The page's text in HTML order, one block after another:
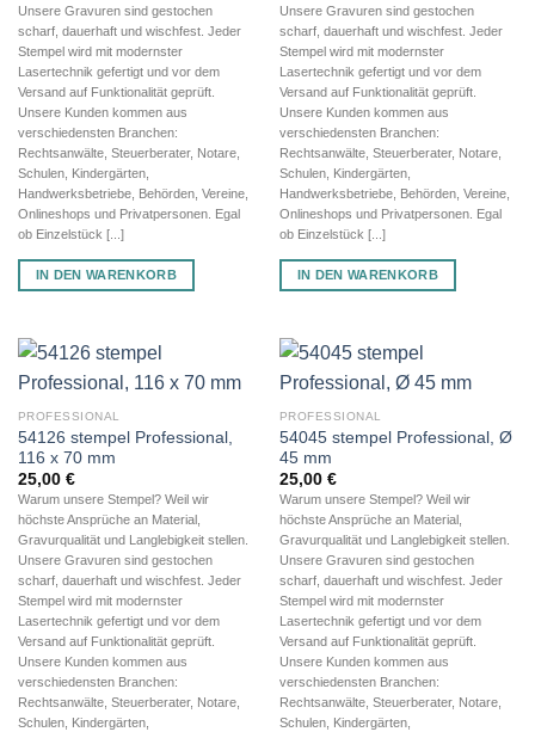
Unsere Gravuren sind gestochen
scharf, dauerhaft und wischfest. Jeder
Stempel wird mit modernster
Lasertechnik gefertigt und vor dem
Versand auf Funktionalität geprüft.
Unsere Kunden kommen aus
verschiedensten Branchen:
Rechtsanwälte, Steuerberater, Notare,
Schulen, Kindergärten,
Handwerksbetriebe, Behörden, Vereine,
Onlineshops und Privatpersonen. Egal
ob Einzelstück [...]
IN DEN WARENKORB
Unsere Gravuren sind gestochen
scharf, dauerhaft und wischfest. Jeder
Stempel wird mit modernster
Lasertechnik gefertigt und vor dem
Versand auf Funktionalität geprüft.
Unsere Kunden kommen aus
verschiedensten Branchen:
Rechtsanwälte, Steuerberater, Notare,
Schulen, Kindergärten,
Handwerksbetriebe, Behörden, Vereine,
Onlineshops und Privatpersonen. Egal
ob Einzelstück [...]
IN DEN WARENKORB
PROFESSIONAL
54126 stempel Professional,
116 x 70 mm
25,00 €
Warum unsere Stempel? Weil wir
höchste Ansprüche an Material,
Gravurqualität und Langlebigkeit stellen.
Unsere Gravuren sind gestochen
scharf, dauerhaft und wischfest. Jeder
Stempel wird mit modernster
Lasertechnik gefertigt und vor dem
Versand auf Funktionalität geprüft.
Unsere Kunden kommen aus
verschiedensten Branchen:
Rechtsanwälte, Steuerberater, Notare,
Schulen, Kindergärten,
PROFESSIONAL
54045 stempel Professional, Ø
45 mm
25,00 €
Warum unsere Stempel? Weil wir
höchste Ansprüche an Material,
Gravurqualität und Langlebigkeit stellen.
Unsere Gravuren sind gestochen
scharf, dauerhaft und wischfest. Jeder
Stempel wird mit modernster
Lasertechnik gefertigt und vor dem
Versand auf Funktionalität geprüft.
Unsere Kunden kommen aus
verschiedensten Branchen:
Rechtsanwälte, Steuerberater, Notare,
Schulen, Kindergärten,